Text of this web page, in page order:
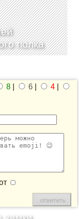
полка
8 6 4